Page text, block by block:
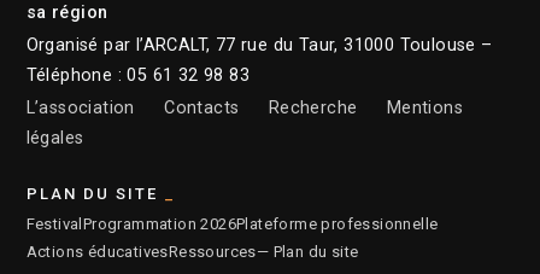
sa région
Organisé par l’ARCALT, 77 rue du Taur, 31000 Toulouse –
Téléphone : 05 61 32 98 83
L’association
Contacts Recherche
Mentions
légales
PLAN DU SITE
Festival Programmation 2026Plateforme professionnelle
Actions éducativesRessources— Plan du site